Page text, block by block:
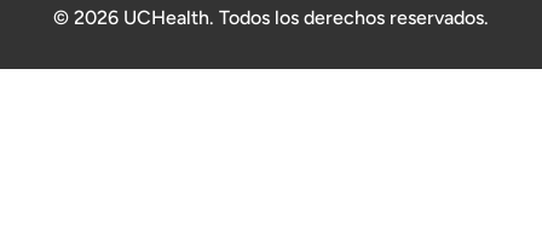
© 2026 UCHealth. Todos los derechos reservados.